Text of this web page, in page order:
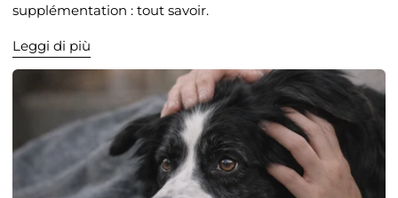
supplémentation : tout savoir.
Leggi di più